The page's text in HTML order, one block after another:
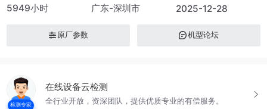
5949小时 广东-深圳市 2025-12-28
原厂参数 机型论坛
检测专家
在线设备云检测
全行业开放，资深团队，提供优质专业的有偿服务。